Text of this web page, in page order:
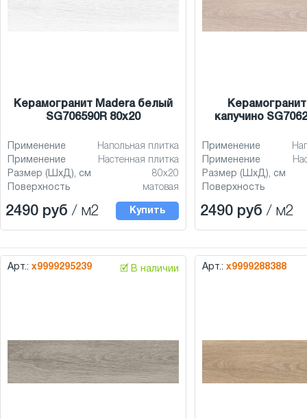
Керамогранит Madera белый
SG706590R 80x20
Применение
Напольная плитка
Применение
Настенная плитка
Размер (ШхД), см
80x20
Поверхность
матовая
2490 руб / м2 Купить
капучино
Применение
Применение
Размер (ШхД), см
Поверхность
2490 руб / м2
Арт.: х9999295239 🗹 В наличии Арт.: х9999288388